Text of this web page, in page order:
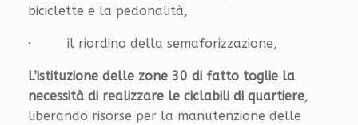
biciclette e la pedonalità,
· il riordino della semaforizzazione,
L’istituzione delle zone 30 di fatto toglie la
necessità di realizzare le ciclabili di quartiere,
liberando risorse per la manutenzione delle